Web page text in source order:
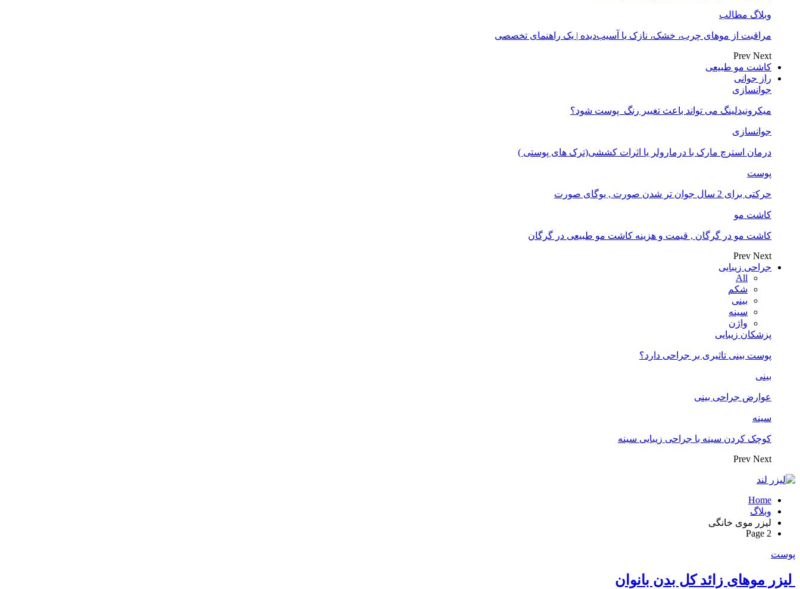
وبلاگ مطالب
مراقبت از موهای چرب، خشک، نازک یا آسیب‌دیده | یک راهنمای تخصصی
Prev Next
کاشت مو طبیعی
راز جوانی
جوانسازی
میکرونیدلینگ می تواند باعث تغییر رنگ ‍ پوست شود؟
جوانسازی
درمان استرچ مارک با درمارولر یا اثرات کششی(ترک های پوستی )
پوست
حرکتی برای 2 سال جوان تر شدن صورت , یوگای صورت
کاشت مو
کاشت مو در گرگان , قیمت و هزینه کاشت مو طبیعی در گرگان
Prev Next
جراحی زیبایی
All
شکم
بینی
سینه
واژن
پزشکان زیبایی
پوست بینی تاثیری بر جراحی دارد؟
بینی
عوارض جراحی بینی
سینه
کوچک کردن سینه با جراحی زیبایی سینه
Prev Next
Home
وبلاگ
لیزر موی خانگی
Page 2
پوست
لیزر موهای زائد کل بدن بانوان